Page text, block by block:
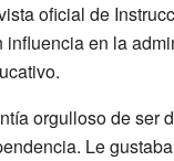
oficial de
influencia en la
orgulloso de ser
Le